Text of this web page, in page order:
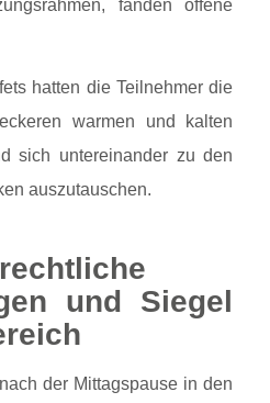
fanden offene
hatten die Teilnehmer die
warmen und kalten
sich untereinander zu den
auszutauschen.
und Siegel
der Mittagspause in den